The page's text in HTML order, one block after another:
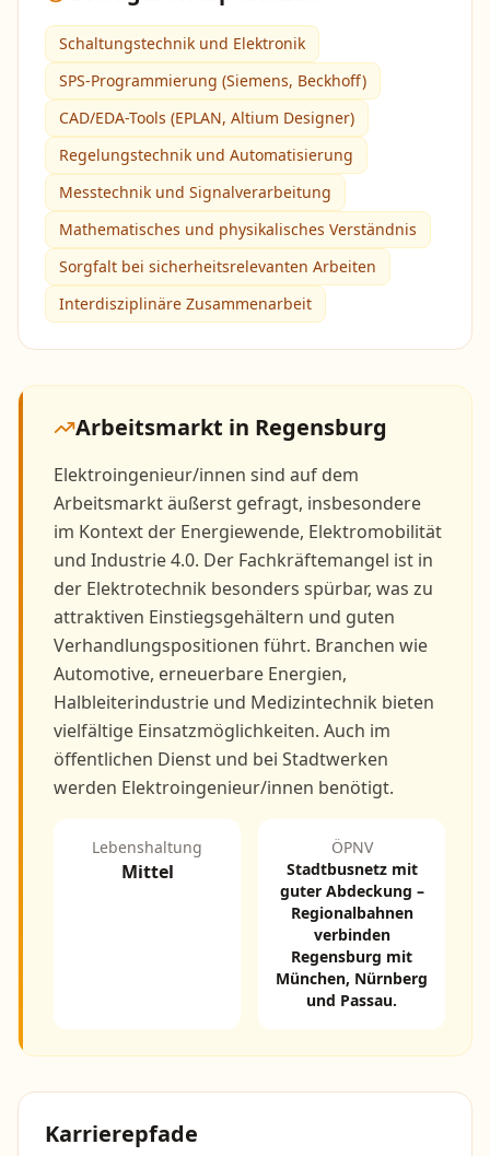
Schaltungstechnik und Elektronik
SPS-Programmierung (Siemens, Beckhoff)
CAD/EDA-Tools (EPLAN, Altium Designer)
Regelungstechnik und Automatisierung
Messtechnik und Signalverarbeitung
Mathematisches und physikalisches Verständnis
Sorgfalt bei sicherheitsrelevanten Arbeiten
Interdisziplinäre Zusammenarbeit
Arbeitsmarkt in Regensburg
Elektroingenieur/innen sind auf dem
Arbeitsmarkt äußerst gefragt, insbesondere
im Kontext der Energiewende, Elektromobilität
und Industrie 4.0. Der Fachkräftemangel ist in
der Elektrotechnik besonders spürbar, was zu
attraktiven Einstiegsgehältern und guten
Verhandlungspositionen führt. Branchen wie
Automotive, erneuerbare Energien,
Halbleiterindustrie und Medizintechnik bieten
vielfältige Einsatzmöglichkeiten. Auch im
öffentlichen Dienst und bei Stadtwerken
werden Elektroingenieur/innen benötigt.
Lebenshaltung
Mittel
ÖPNV
Stadtbusnetz mit
guter Abdeckung –
Regionalbahnen
verbinden
Regensburg mit
München, Nürnberg
und Passau.
Karrierepfade